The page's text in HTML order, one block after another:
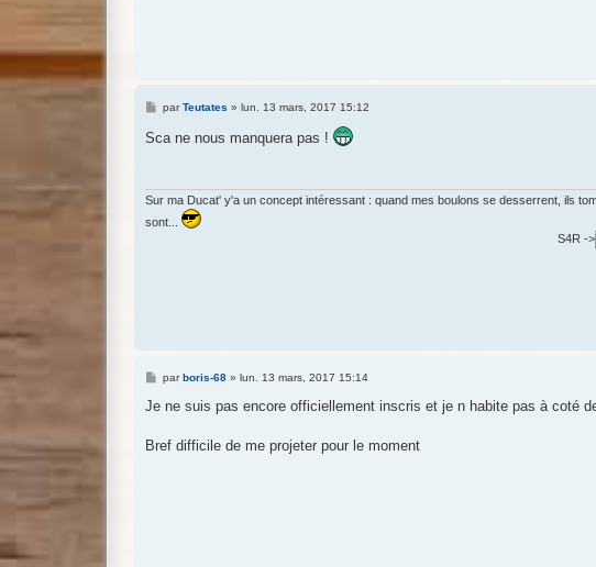
M
s
s
parTeutates » lun. 13 mars, 2017 15:12
Sca ne nous manquera pas !
Sur ma Ducat' y'a un concept intéressant : quand mes boulons se desserrent, ils
sont...
S4R ->
M
s
g
parboris-68» lun. 13 mars, 2017 15:14
Je ne suis pas encore officiellement inscris et je n habite pas à coté
Bref difficile de me projeter pour le moment